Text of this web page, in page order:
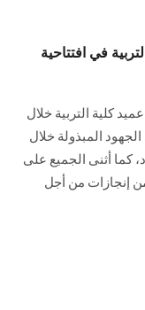
في افتتاحية
كلية التربية خلال
المبذولة خلال
كما أثنى الجميع على
من إنجازات من أجل